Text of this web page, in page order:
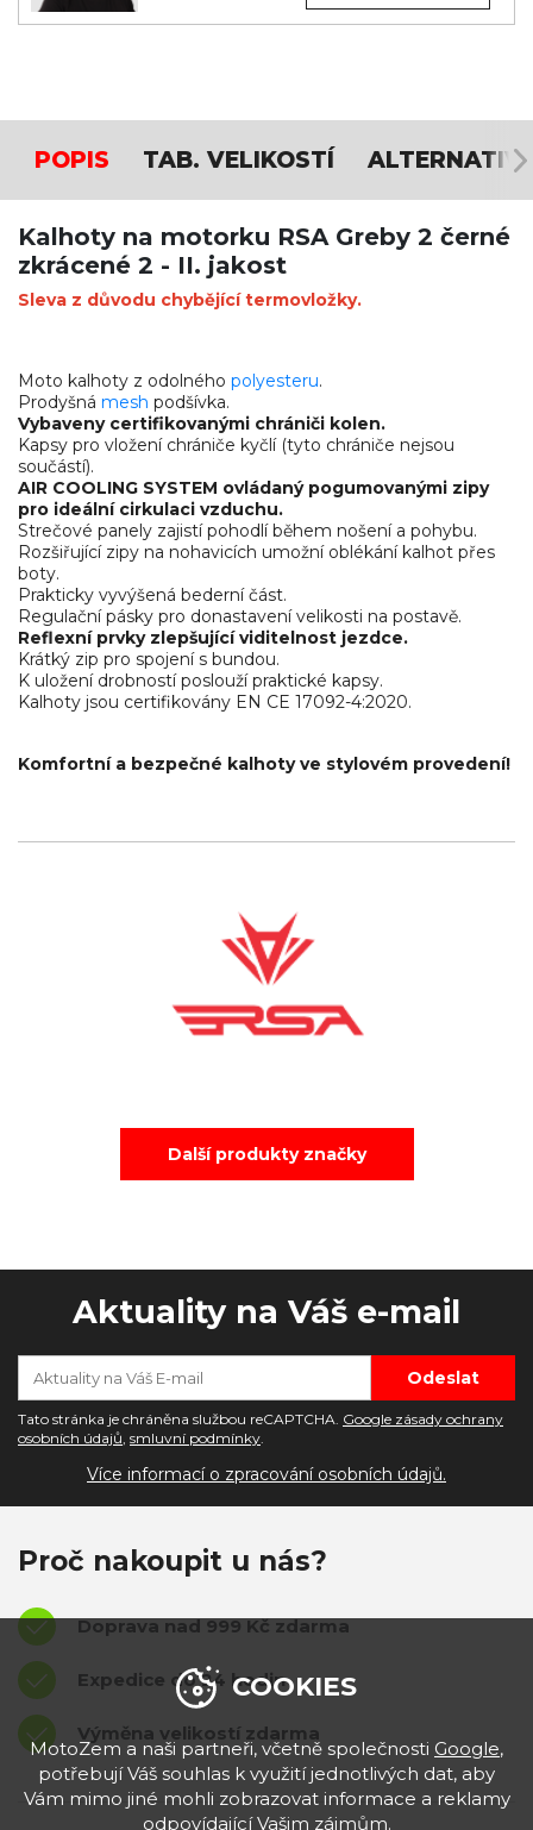
POPIS TAB. VELIKOSTÍ
Kalhoty na motorku RSA Greby 2 černé
zkrácené 2 - II. jakost
Sleva z důvodu chybějící termovložky.
Moto kalhoty z odolného polyesteru.
Prodyšná mesh podšívka.
Vybaveny certifikovanými chrániči kolen.
Kapsy pro vložení chrániče kyčlí (tyto chrániče nejsou
součástí).
AIR COOLING SYSTEM ovládaný pogumovanými zipy
pro ideální cirkulaci vzduchu.
Strečové panely zajistí pohodlí během nošení a pohybu.
Rozšiřující zipy na nohavicích umožní oblékání kalhot přes
boty.
Prakticky vyvýšená bederní část.
Regulační pásky pro donastavení velikosti na postavě.
Reflexní prvky zlepšující viditelnost jezdce.
Krátký zip pro spojení s bundou.
K uložení drobností poslouží praktické kapsy.
Kalhoty jsou certifikovány EN CE 17092-4:2020.
Komfortní a bezpečné kalhoty ve stylovém provedení!
Další produkty značky
Aktuality na Váš e-mail
Tato stránka je chráněna službou reCAPTCHA. Google zásady ochrany
osobních údajů, smluvní podmínky.
Více informací o zpracování osobních údajů.
Proč nakoupit u nás?
Doprava nad 999 Kč zdarma
Expedice do 24 hodin
Výměna velikostí zdarma
COOKIES
MotoZem a naši partneři, včetně společnosti Google,
potřebují Váš souhlas k využití jednotlivých dat, aby
Vám mimo jiné mohli zobrazovat informace a reklamy
odpovídající Vašim zájmům.